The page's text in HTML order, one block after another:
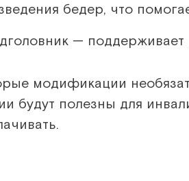
бедер, что
— поддерживает
модификации
будут полезны для